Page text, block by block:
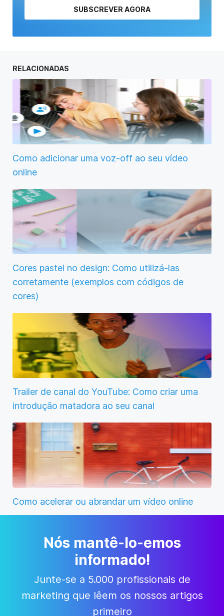
SUBSCREVER AGORA
RELACIONADAS
Como adicionar uma voz-off ao seu vídeo
online
Cores pastel no design: Como utilizá-las
corretamente (exemplos com códigos de
cores)
Trailer de canal do YouTube: Como criar uma
introdução matadora ao seu canal
Como acelerar ou abrandar um vídeo online
Nós mantê-lo-emos
informado!
Junte-se a 5.000 profissionais de
marketing que lêem os nossos artigos
primeiro